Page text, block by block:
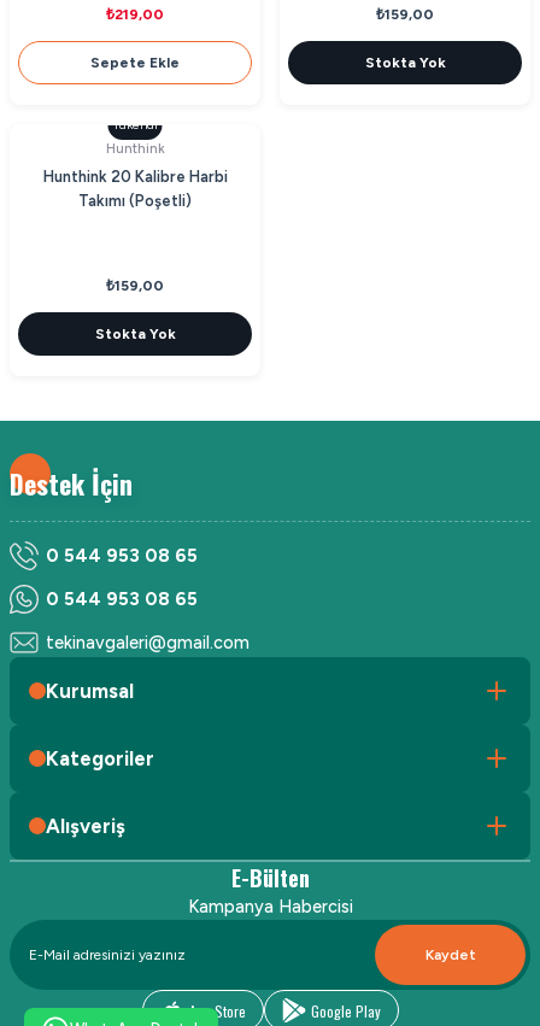
₺219,00
Sepete Ekle
₺159,00
Stokta Yok
Tükendi
Hunthink
Hunthink 20 Kalibre Harbi
Takımı (Poşetli)
₺159,00
Stokta Yok
Destek İçin
0 544 953 08 65
0 544 953 08 65
tekinavgaleri@gmail.com
Kurumsal
Kategoriler
Alışveriş
E-Bülten
Kampanya Habercisi
Kaydet
App Store Google Play